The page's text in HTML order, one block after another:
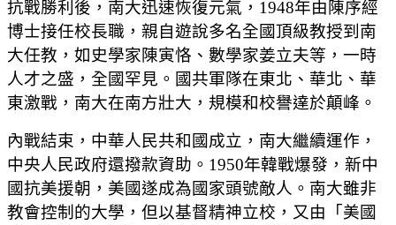
抗戰勝利後，南大迅速恢復元氣，1948年由陳序經
博士接任校長職，親自遊說多名全國頂級教授到南
大任教，如史學家陳寅恪、數學家姜立夫等，一時
人才之盛，全國罕見。國共軍隊在東北、華北、華
東激戰，南大在南方壯大，規模和校譽達於顛峰。
內戰結束，中華人民共和國成立，南大繼續運作，
中央人民政府還撥款資助。1950年韓戰爆發，新中
國抗美援朝，美國遂成為國家頭號敵人。南大雖非
教會控制的大學，但以基督精神立校，又由「美國